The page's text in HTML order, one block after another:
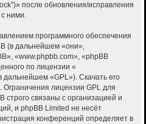
после обновления/исправления
с ними.
программного обеспечения
(в дальнейшем «они»,
«www.phpbb.com», «phpBB
по лицензии «
дальнейшем «GPL»). Скачать его
. Ограничения лицензии GPL для
строго связаны с организацией и
и phpBB Limited не несёт
конференций определяет в